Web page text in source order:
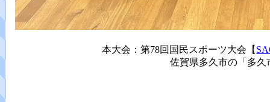
本大会：第78回国民スポーツ大会【
佐賀県多久市の「多